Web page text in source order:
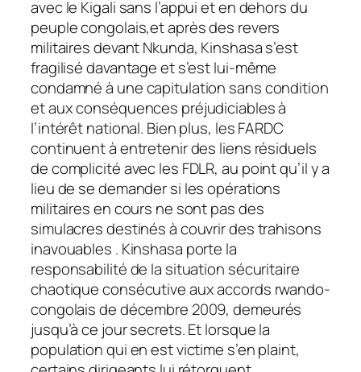
avec le Kigali sans l’appui et en dehors du
peuple congolais,et après des revers
militaires devant Nkunda, Kinshasa s’est
fragilisé davantage et s’est lui-même
condamné à une capitulation sans condition
et aux conséquences préjudiciables à
l’intérêt national. Bien plus, les FARDC
continuent à entretenir des liens résiduels
de complicité avec les FDLR, au point qu’il y a
lieu de se demander si les opérations
militaires en cours ne sont pas des
simulacres destinés à couvrir des trahisons
inavouables . Kinshasa porte la
responsabilité de la situation sécuritaire
chaotique consécutive aux accords rwando-
congolais de décembre 2009, demeurés
jusqu’à ce jour secrets. Et lorsque la
population qui en est victime s’en plaint,